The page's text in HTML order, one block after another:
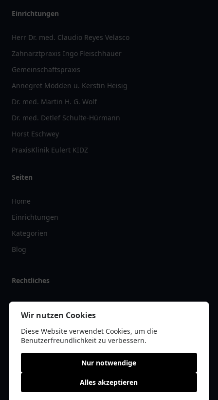
Einrichtungen
Herr Dr. med. Claudio Reyes Velasco
Zahnarztpraxis Ingo Fleischhauer
Gemeinschaftspraxis
Annegret Mödden u. Kerstin Heisig
Dr. med. Martin H. G. Wolf
Dr. med. Detlef Schulte-Hürmann
Horst Eschwey
PraxisKlinik Eulert KIDZ
Seiten
Home
Einrichtungen
Kategorien
Blog
Rechtliches
Impressum
Datenschutz
Kontakt
© 2026 arztlist.de | Alle Rechte vorbehalten | * =Affiliate-Links /
Wir nutzen Cookies
Diese Website verwendet Cookies, um die
Benutzerfreundlichkeit zu verbessern.
Nur notwendige
Alles akzeptieren